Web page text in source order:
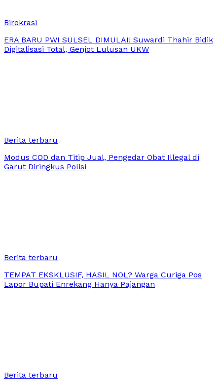
Birokrasi
ERA BARU PWI SULSEL DIMULAI! Suwardi Thahir Bidik
Digitalisasi Total, Genjot Lulusan UKW
Berita terbaru
Modus COD dan Titip Jual, Pengedar Obat Illegal di
Garut Diringkus Polisi
Berita terbaru
TEMPAT EKSKLUSIF, HASIL NOL? Warga Curiga Pos
Lapor Bupati Enrekang Hanya Pajangan
Berita terbaru